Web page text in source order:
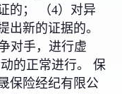
的； （4）对异
出新的证据的。
对手，进行虚
的正常进行。 保
保险经纪有限公